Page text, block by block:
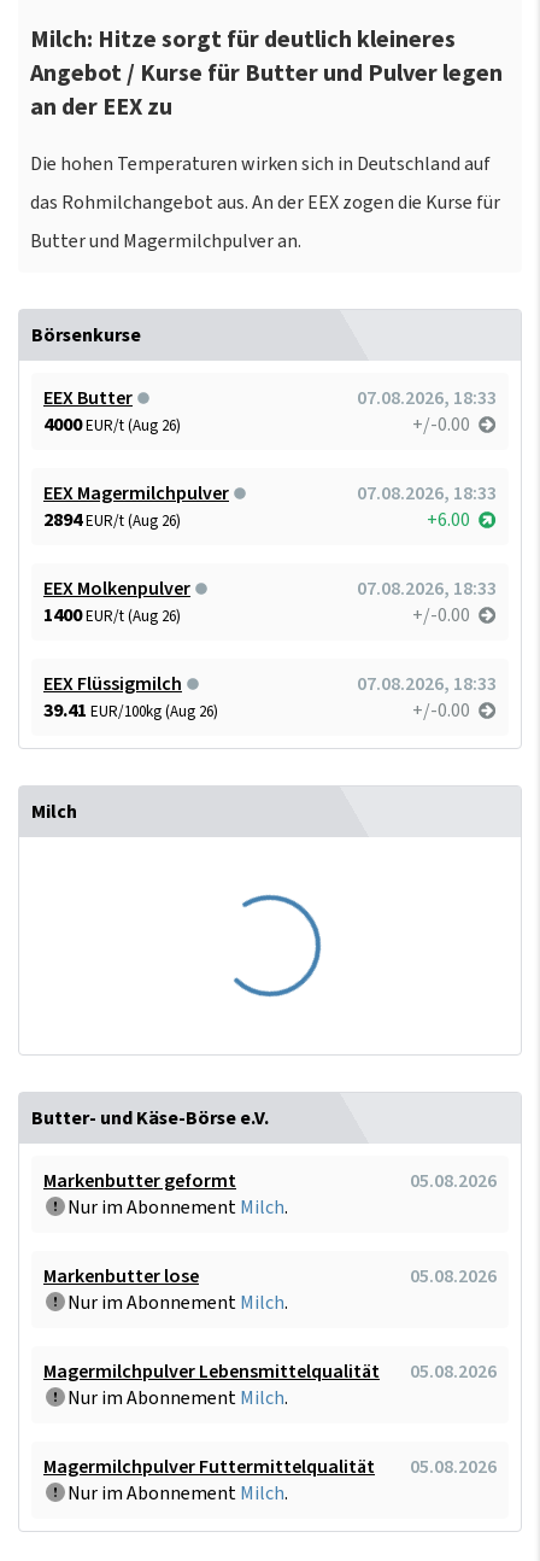
Milch: Hitze sorgt für deutlich kleineres
Angebot / Kurse für Butter und Pulver legen
an der EEX zu
Die hohen Temperaturen wirken sich in Deutschland auf
das Rohmilchangebot aus. An der EEX zogen die Kurse für
Butter und Magermilchpulver an.
Börsenkurse
EEX Butter
07.08.2026, 18:33
4000EUR/t (Aug 26) +/-0.00
EEX Magermilchpulver
07.08.2026, 18:33
2894EUR/t (Aug 26) +6.00
EEX Molkenpulver
07.08.2026, 18:33
1400EUR/t (Aug 26) +/-0.00
EEX Flüssigmilch
07.08.2026, 18:33
39.41 EUR/100kg (Aug 26) +/-0.00
Milch
Butter- und Käse-Börse e.V.
Markenbutter geformt
05.08.2026
Nur im AbonnementMilch.
Markenbutter lose
05.08.2026
Nur im AbonnementMilch.
Magermilchpulver Lebensmittelqualität
05.08.2026
Nur im AbonnementMilch.
Magermilchpulver Futtermittelqualität
05.08.2026
Nur im AbonnementMilch.